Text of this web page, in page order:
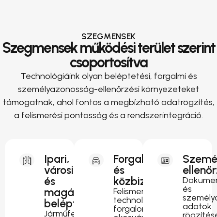
SZEGMENSEK
Szegmensek működési terület szerint
csoportosítva
Technológiáink olyan beléptetési, forgalmi és
személyazonosság-ellenőrzési környezeteket
támogatnak, ahol fontos a megbízható adatrögzítés,
a felismerési pontosság és a rendszerintegráció.
Ipari,
városi
és
magánterületi
beléptetés
Járműfelismerés
Forgalomirányítás
és
közbiztonság
Felismerési
technológia
forgalomfigyeléshez,
és
adatok